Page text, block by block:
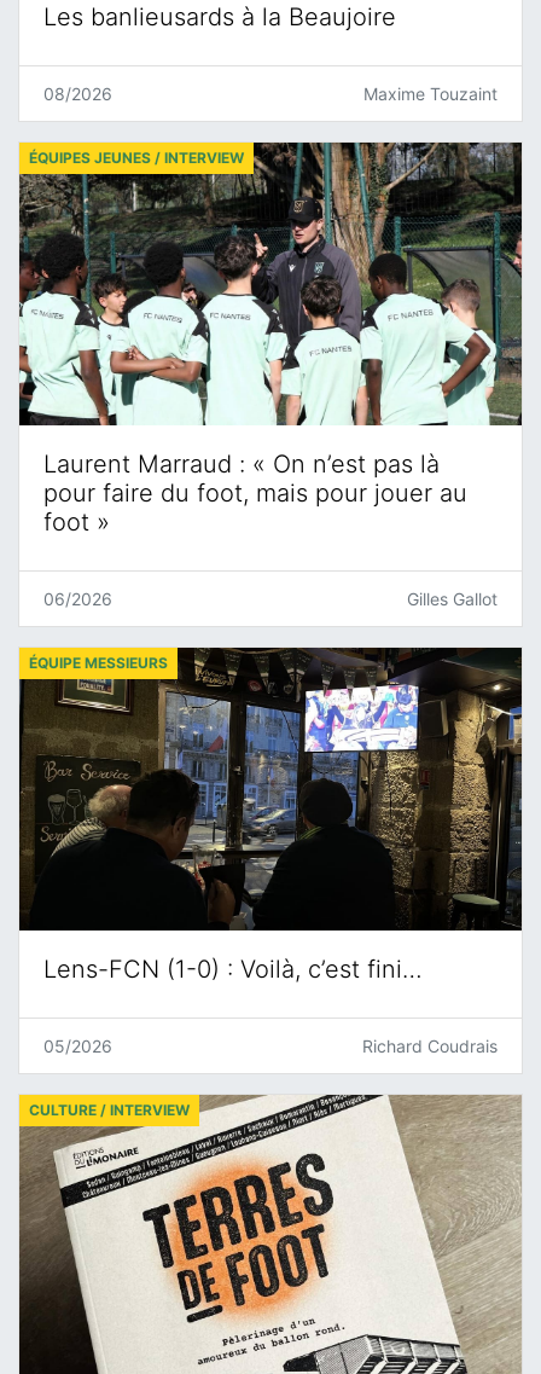
Les banlieusards à la Beaujoire
08/2026 Maxime Touzaint
Laurent Marraud : « On n’est pas là
pour faire du foot, mais pour jouer au
foot »
ÉQUIPES JEUNES / INTERVIEW
06/2026 Gilles Gallot
Lens-FCN (1-0) : Voilà, c’est fini…
ÉQUIPE MESSIEURS
05/2026 Richard Coudrais
CULTURE / INTERVIEW